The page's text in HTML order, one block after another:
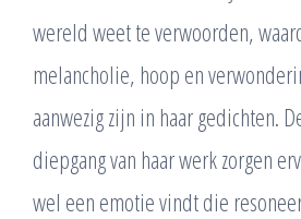
wereld weet te verwoorden,
melancholie, hoop en
aanwezig zijn in haar gedichten.
diepgang van haar werk zorgen
wel een emotie vindt die